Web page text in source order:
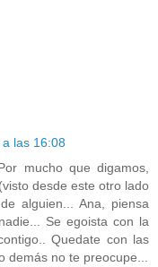
las 16:08
mucho que digamos,
desde este otro lado
alguien... Ana, piensa
Se egoista con la
Quedate con las
demás no te preocupe...